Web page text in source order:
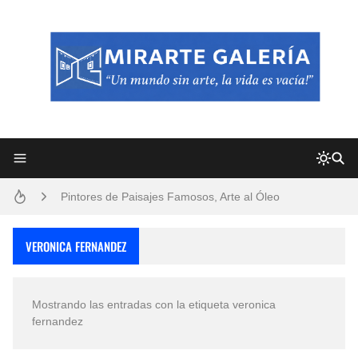
Pintores de Paisajes Famosos, Arte al Óleo
VERONICA FERNANDEZ
Mostrando las entradas con la etiqueta veronica
fernandez